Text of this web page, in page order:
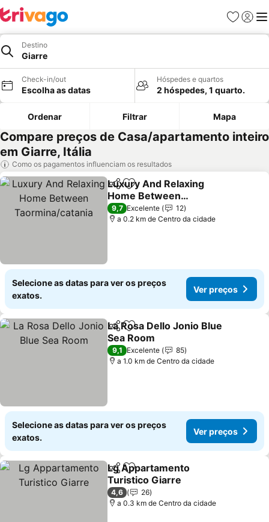
Favoritos
Iniciar
Destino
Giarre
Check-in/out
Escolha as datas
Hóspedes e quartos
2 hóspedes, 1 quarto.
Ordenar Filtrar Mapa
Compare preços de Casa/apartamento inteiro
em Giarre, Itália
Como os pagamentos influenciam os resultados
PartilharAdicionar aos favoritos
Luxury And Relaxing
Home Between
Taormina/catania
Ver preços
9,7 Excelente
12
a 0.2 km de Centro da cidade
Selecione as datas para ver os preços
exatos.
Ver preços
PartilharAdicionar aos favoritos
La Rosa Dello Jonio Blue
Sea Room
Ver preços
9,1 Excelente
85
a 1.0 km de Centro da cidade
Selecione as datas para ver os preços
exatos.
Ver preços
PartilharAdicionar aos favoritos
Lg Appartamento
Turistico Giarre
Ver preços
4,6
26
a 0.3 km de Centro da cidade